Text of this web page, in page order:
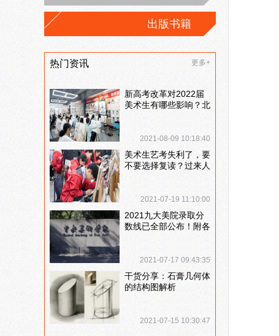
出版书籍
热门资讯 更多+
新高考改革对2022届
美术生有哪些影响？北
2021-08-09 10:18:40
美术生艺考失利了，要
不要选择复读？过来人
2021-07-19 11:10:00
2021九大美院录取分
数线已全部公布！附各
2021-07-17 09:43:35
干货分享：石膏几何体
的结构图解析
2021-07-15 10:30:47